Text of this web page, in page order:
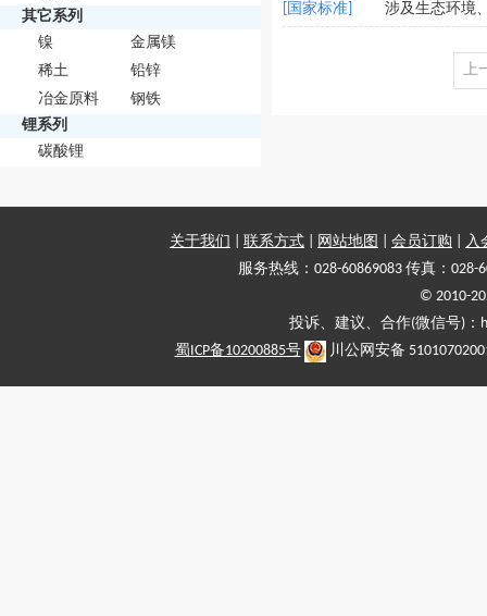
其它系列
镍
金属镁
稀土
铅锌
冶金原料
钢铁
锂系列
碳酸锂
[国家标准] 涉及生态环境
上
关于我们 联系方式 网站地图 会员订购
入
服务热线：028-60869083 传真：028-
© 2010-
投诉、建议、合作(微信号)
蜀ICP备10200885号
川公网安备